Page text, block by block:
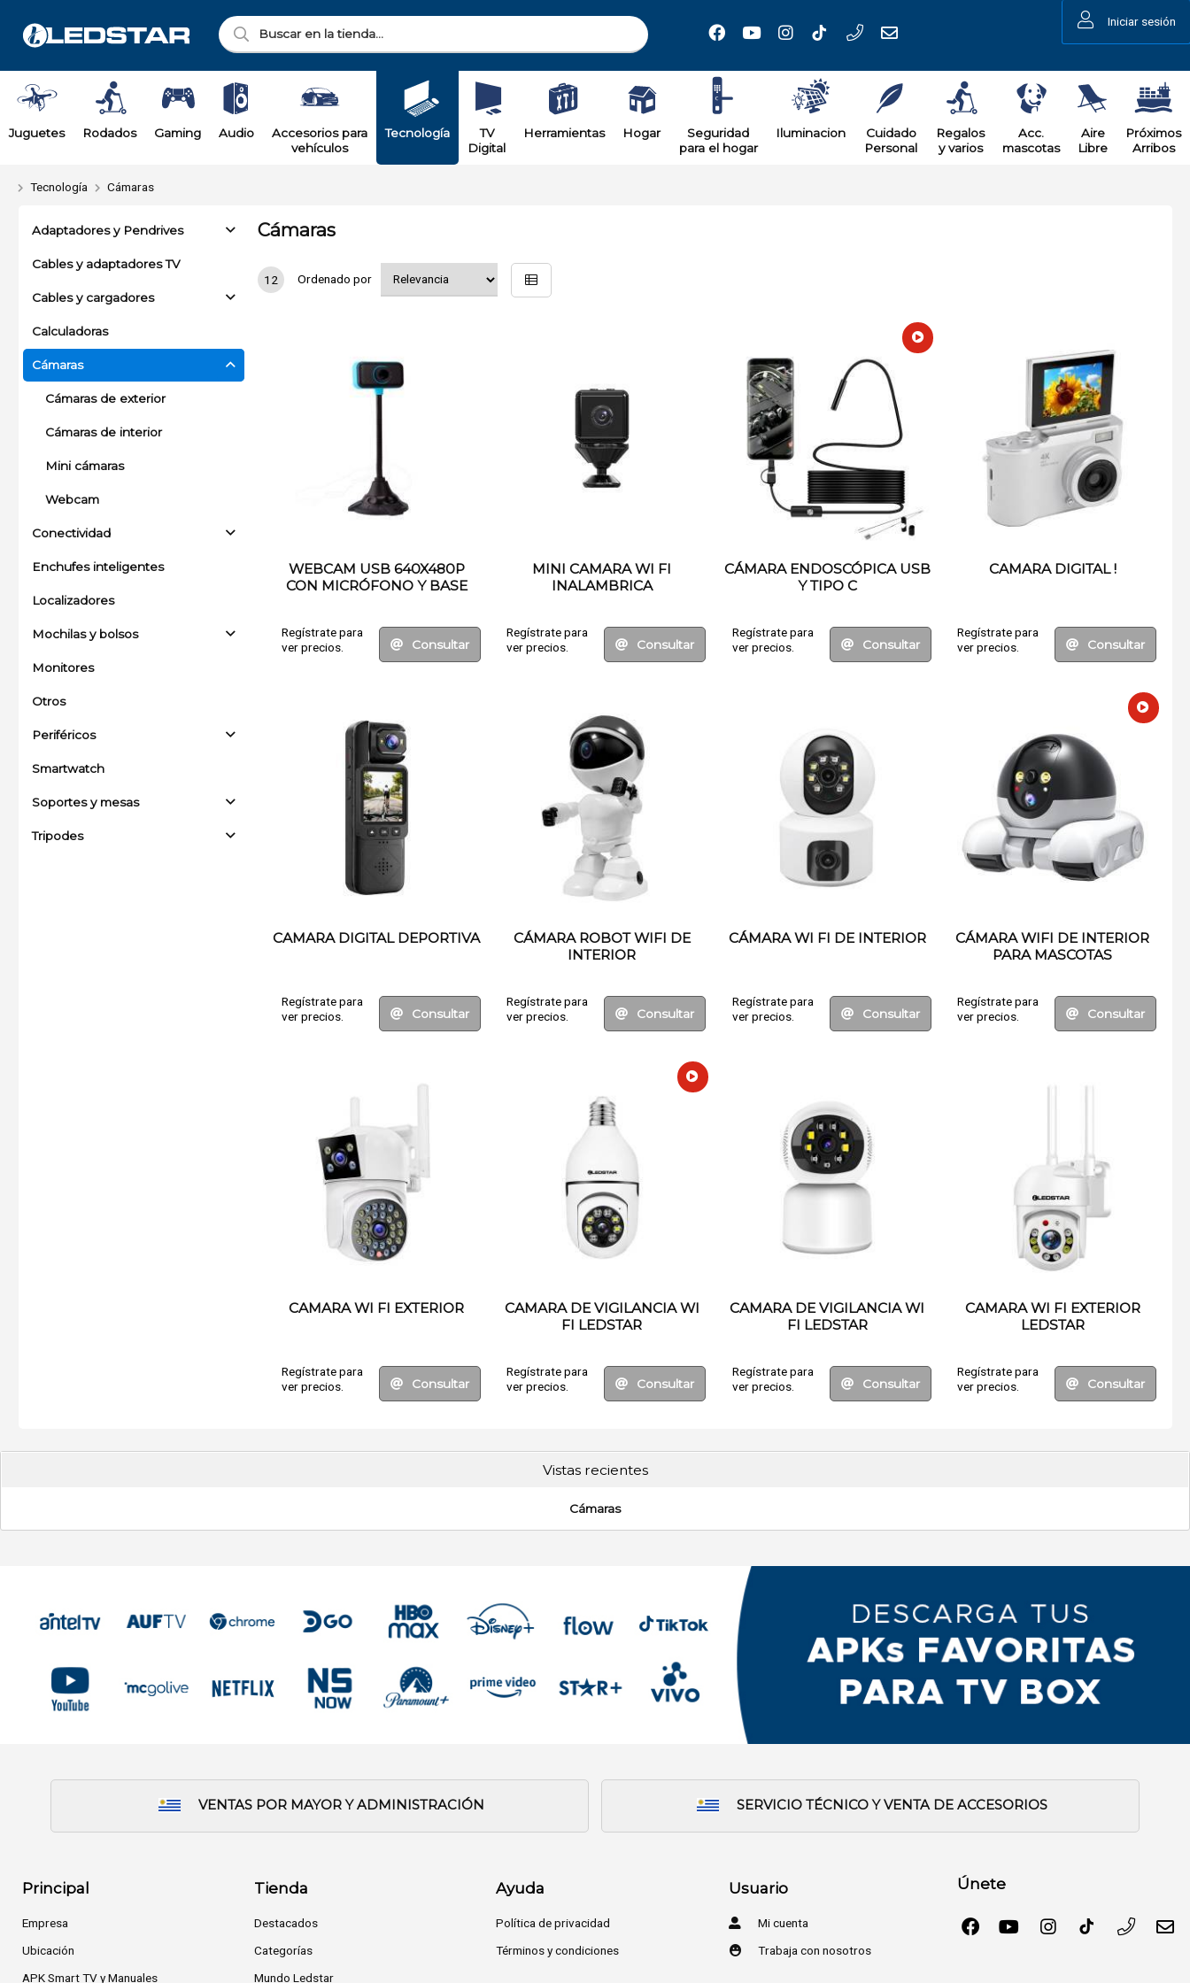
Iniciar sesión
Juguetes Rodados Gaming Audio
Accesorios para
vehículos
Tecnología
TV
Digital
Herramientas Hogar
Seguridad
para el hogar
Iluminacion
Cuidado
Personal
Regalos
y varios
Acc.
mascotas
Aire
Libre
Próximos
Arribos
Tecnología Cámaras
Adaptadores y Pendrives
Cables y adaptadores TV
Cables y cargadores
Calculadoras
Cámaras
Cámaras de exterior
Cámaras de interior
Mini cámaras
Webcam
Conectividad
Enchufes inteligentes
Localizadores
Mochilas y bolsos
Monitores
Otros
Periféricos
Smartwatch
Soportes y mesas
Tripodes
Cámaras
12 Ordenado por
WEBCAM USB 640X480P
CON MICRÓFONO Y BASE
Regístrate para
ver precios.
Consultar
MINI CAMARA WI FI
INALAMBRICA
Regístrate para
ver precios.
Consultar
CÁMARA ENDOSCÓPICA USB
Y TIPO C
Regístrate para
ver precios.
Consultar
CAMARA DIGITAL !
Regístrate para
ver precios.
Consultar
CAMARA DIGITAL DEPORTIVA
Regístrate para
ver precios.
Consultar
CÁMARA ROBOT WIFI DE
INTERIOR
Regístrate para
ver precios.
Consultar
CÁMARA WI FI DE INTERIOR
Regístrate para
ver precios.
Consultar
CÁMARA WIFI DE INTERIOR
PARA MASCOTAS
Regístrate para
ver precios.
Consultar
CAMARA WI FI EXTERIOR
Regístrate para
ver precios.
Consultar
CAMARA DE VIGILANCIA WI
FI LEDSTAR
Regístrate para
ver precios.
Consultar
CAMARA DE VIGILANCIA WI
FI LEDSTAR
Regístrate para
ver precios.
Consultar
CAMARA WI FI EXTERIOR
LEDSTAR
Regístrate para
ver precios.
Consultar
Vistas recientes
Cámaras
VENTAS POR MAYOR Y ADMINISTRACIÓN SERVICIO TÉCNICO Y VENTA DE ACCESORIOS
Principal
Empresa
Ubicación
APK Smart TV y Manuales
Tienda
Destacados
Categorías
Mundo Ledstar
Ayuda
Política de privacidad
Términos y condiciones
Usuario
Mi cuenta
Trabaja con nosotros
Únete